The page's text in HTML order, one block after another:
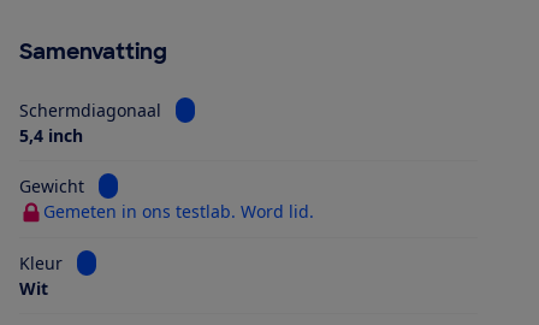
Samenvatting
Schermdiagonaal
Bekijk informatie voor Schermdiagonaal
5,4 inch
Gewicht
Bekijk informatie voor Gewicht
Gemeten in ons testlab. Word lid.
Kleur
Bekijk informatie voor Kleur
Wit